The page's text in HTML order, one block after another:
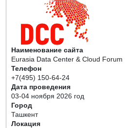
Наименование сайта
Eurasia Data Center & Cloud Forum
Телефон
+7(495) 150-64-24
Дата проведения
03-04 ноября 2026 год
Город
Ташкент
Локация